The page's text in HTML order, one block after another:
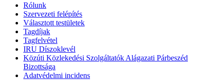
Rólunk
Szervezeti felépítés
Választott testületek
Tagdíjak
Tagfelvétel
IRU Díszoklevél
Közúti Közlekedési Szolgáltatók Alágazati Párbeszéd
Bizottsága
Adatvédelmi incidens